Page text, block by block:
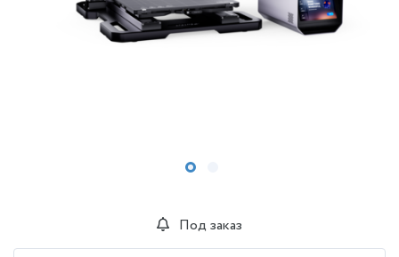
Под заказ